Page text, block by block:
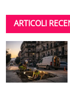
ARTICOLI